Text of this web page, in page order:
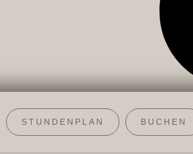
STUNDENPLAN BUCHEN